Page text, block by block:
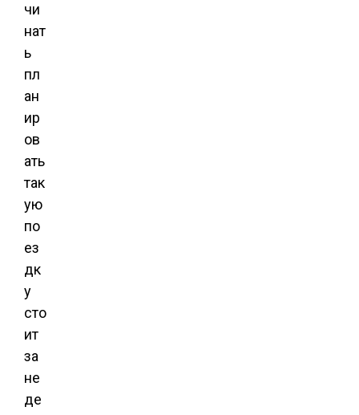
чи
нат
ь
пл
ан
ир
ов
ать
так
ую
по
ез
дк
у
сто
ит
за
не
де